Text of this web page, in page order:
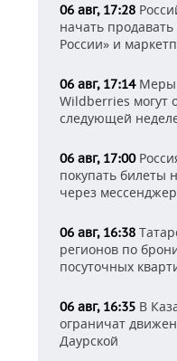
06 авг, 17:28
начать
России» и
06 авг, 17:14Меры
Wildberries могут
следующей
06 авг, 17:00
покупать билеты
через
06 авг, 16:38
регионов по
посуточных
06 авг, 16:35 В
ограничат
Даурской